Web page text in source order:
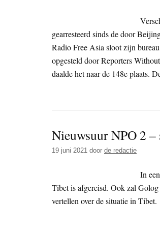
gearresteerd sinds de door
Radio Free Asia sloot zijn
opgesteld door Reporters
daalde het naar de 148e plaats.
Nieuwsuur NPO 2
19 juni 2021 door de redactie
In
Tibet is afgereisd. Ook zal
vertellen over de situatie in Tibet.